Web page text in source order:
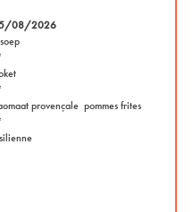
08/2026
provençale pommes frites